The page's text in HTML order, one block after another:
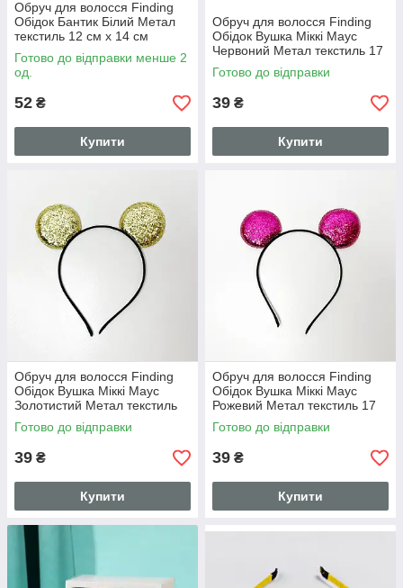
Обруч для волосся Finding
Обідок Бантик Білий Метал
текстиль 12 см х 14 см
о001118
Готово до відправки менше 2
од.
52 ₴
Купити
Обруч для волосся Finding
Обідок Вушка Міккі Маус
Червоний Метал текстиль 17
см х 17 см о001114
Готово до відправки
39 ₴
Купити
Обруч для волосся Finding
Обідок Вушка Міккі Маус
Золотистий Метал текстиль
17 см х 17 см о001110
Готово до відправки
39 ₴
Купити
Обруч для волосся Finding
Обідок Вушка Міккі Маус
Рожевий Метал текстиль 17
см х 17 см о001109
Готово до відправки
39 ₴
Купити